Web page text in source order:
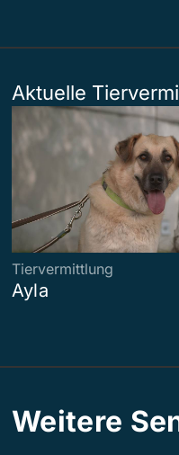
Aktuelle
Tiervermittlung
Ayla
Weitere